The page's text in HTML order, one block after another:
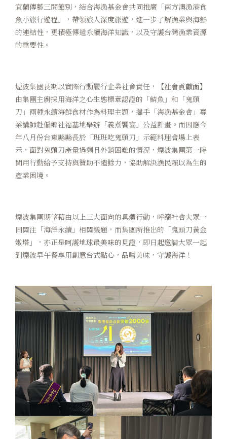
宜蘭傳藝三間館別，結合海漁基金會共同推廣「南方澳漁港食
魚小旅行遊程」，帶領旅人深度旅遊，進一步了解漁業與海鮮
的連結性，更積極傳遞永續海洋知識，以及守護台灣漁業資源
的重要性。
煙波集團長期以實際行動履行企業社會責任，
【社會貢獻面】
由集團主廚採用海洋之心生態標章認證的「鯖魚」和「鬼頭
刀」兩種永續海鮮食材作為料理主題，攜手「海漁基金會」專
業講師赴偏鄉社福基地舉辦「義煮饗宴」公益計畫。而因應今
年八月份台東縣縣長於「班班吃鬼頭刀」示範料理會場上表
示，面對鬼頭刀產量過剩且外銷困難的情況，煙波集團第一時
間用行動給予支持與贊助不遺餘力，協助解決漁民賴以為生的
產業困境。
煙波集團期望藉由以上三大面向的具體行動，呼籲社會大眾一
同關注「海洋永續」相關議題，而集團所推出的「鬼頭刀黃金
嫩塔」，亦正是呵護地球最美味的見證，即日起邀請大眾一起
到煙波早午餐享用創意台式點心，品嚐美味，守護海洋！